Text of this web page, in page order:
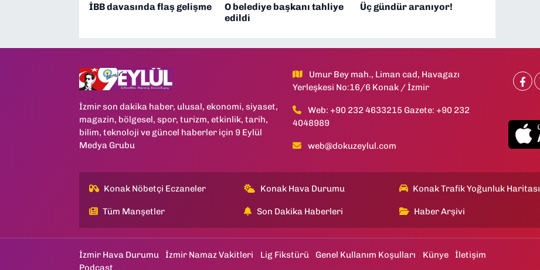
İBB davasında flaş gelişme
O belediye başkanı tahliye
edildi
Üç gündür aranıyor!
İzmir son dakika haber, ulusal, ekonomi, siyaset,
magazin, bölgesel, spor, turizm, etkinlik, tarih,
bilim, teknoloji ve güncel haberler için 9 Eylül
Medya Grubu
Umur Bey mah., Liman cad, Havagazı
Yerleşkesi No:16/6 Konak / İzmir
Web: +90 232 4633215 Gazete: +90 232
4048989
web@dokuzeylul.com
Konak Nöbetçi Eczaneler Konak Hava Durumu Konak Trafik Yoğunluk Haritası
Tüm Manşetler Son Dakika Haberleri Haber Arşivi
İzmir Hava Durumu İzmir Namaz Vakitleri Lig Fikstürü Genel Kullanım Koşulları Künye
İletişim